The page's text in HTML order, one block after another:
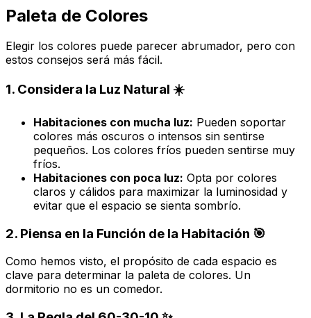
Paleta de Colores
Elegir los colores puede parecer abrumador, pero con
estos consejos será más fácil.
1. Considera la Luz Natural ☀️
Habitaciones con mucha luz: Pueden soportar
colores más oscuros o intensos sin sentirse
pequeños. Los colores fríos pueden sentirse muy
fríos.
Habitaciones con poca luz: Opta por colores
claros y cálidos para maximizar la luminosidad y
evitar que el espacio se sienta sombrío.
2. Piensa en la Función de la Habitación 🎯
Como hemos visto, el propósito de cada espacio es
clave para determinar la paleta de colores. Un
dormitorio no es un comedor.